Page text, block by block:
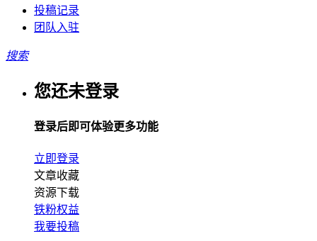
投稿记录
团队入驻
搜索
您还未登录
登录后即可体验更多功能
立即登录
文章收藏
资源下载
铁粉权益
我要投稿